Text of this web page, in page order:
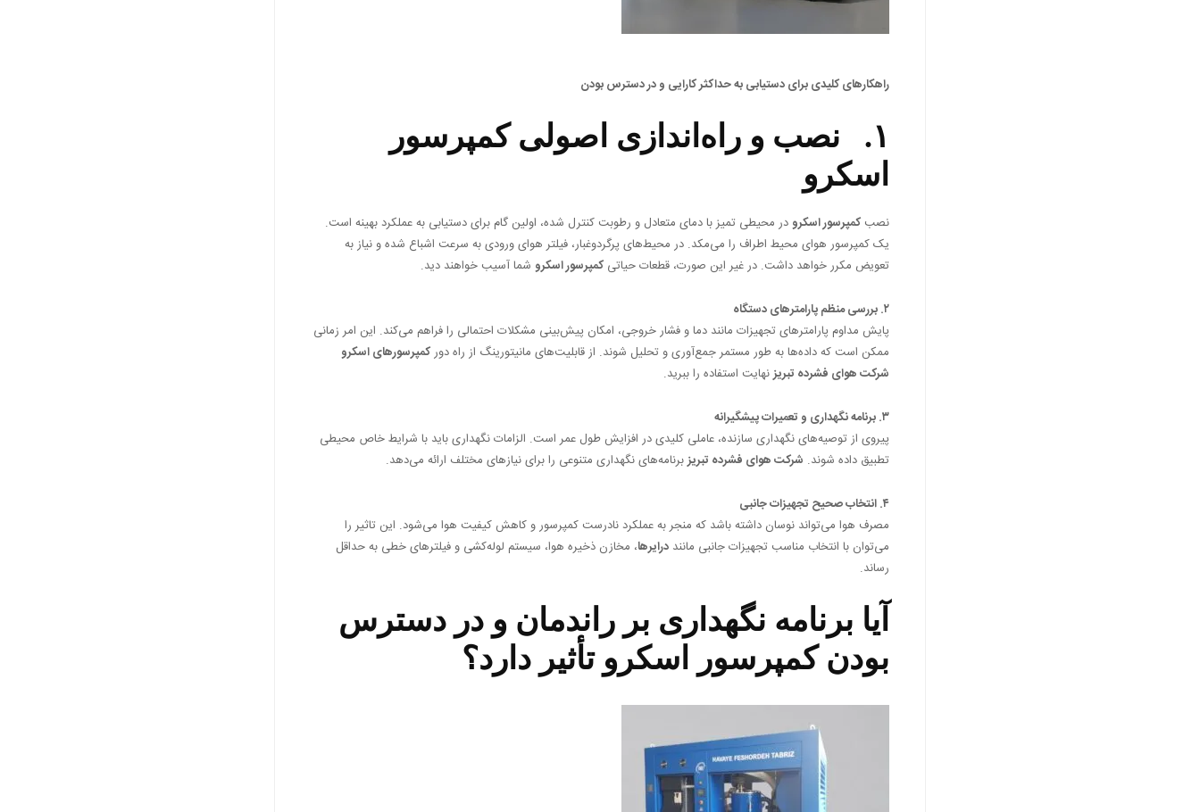
راهکارهای کلیدی برای دستیابی به حداکثر کارایی و در دسترس بودن
۱. نصب و راه‌اندازی اصولی کمپرسور
اسکرو
نصب کمپرسور اسکرودر محیطی تمیز با دمای متعادل و رطوبت کنترل شده، اولین گام برای دستیابی به عملکرد بهینه است.
یک کمپرسور هوای محیط اطراف را می‌مکد. در محیط‌های پرگردوغبار، فیلتر هوای ورودی به سرعت اشباع شده و نیاز به
تعویض مکرر خواهد داشت. در غیر این صورت، قطعات حیاتی کمپرسور اسکرو شما آسیب خواهند دید.
۲. بررسی منظم پارامترهای دستگاه
پایش مداوم پارامترهای تجهیزات مانند دما و فشار خروجی، امکان پیش‌بینی مشکلات احتمالی را فراهم می‌کند. این امر زمانی
ممکن است که داده‌ها به طور مستمر جمع‌آوری و تحلیل شوند. از قابلیت‌های مانیتورینگ از راه دورکمپرسورهای اسکرو
شرکت هوای فشرده تبریزنهایت استفاده را ببرید.
۳. برنامه نگهداری و تعمیرات پیشگیرانه
پیروی از توصیه‌های نگهداری سازنده، عاملی کلیدی در افزایش طول عمر است. الزامات نگهداری باید با شرایط خاص محیطی
تطبیق داده شوند. شرکت هوای فشرده تبریزبرنامه‌های نگهداری متنوعی را برای نیازهای مختلف ارائه می‌دهد.
۴. انتخاب صحیح تجهیزات جانبی
مصرف هوا می‌تواند نوسان داشته باشد که منجر به عملکرد نادرست کمپرسور و کاهش کیفیت هوا می‌شود. این تاثیر را
می‌توان با انتخاب مناسب تجهیزات جانبی مانند درایرها، مخازن ذخیره هوا، سیستم لوله‌کشی و فیلترهای خطی به حداقل
رساند.
آیا برنامه نگهداری بر راندمان و در دسترس
بودن کمپرسور اسکرو تأثیر دارد؟